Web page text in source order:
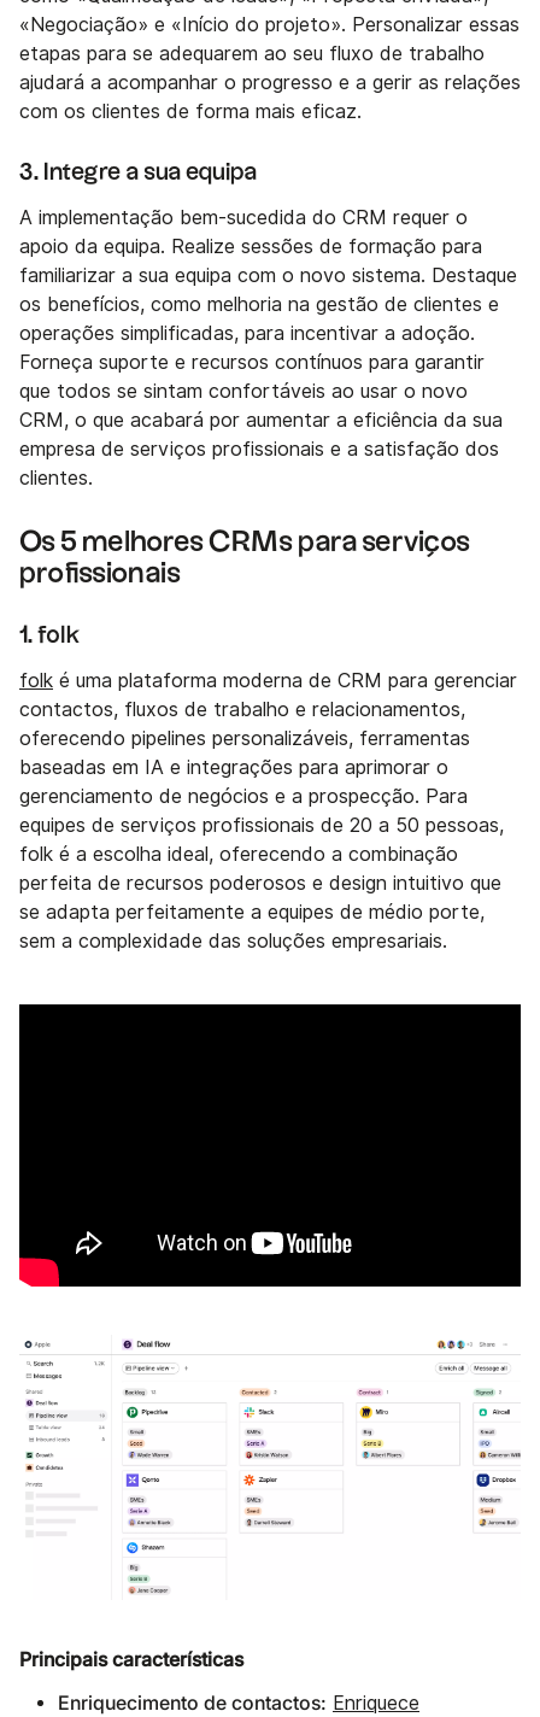
«Negociação» e «Início do projeto». Personalizar essas
etapas para se adequarem ao seu fluxo de trabalho
ajudará a acompanhar o progresso e a gerir as relações
com os clientes de forma mais eficaz.
3. Integre a sua equipa
A implementação bem-sucedida do CRM requer o
apoio da equipa. Realize sessões de formação para
familiarizar a sua equipa com o novo sistema. Destaque
os benefícios, como melhoria na gestão de clientes e
operações simplificadas, para incentivar a adoção.
Forneça suporte e recursos contínuos para garantir
que todos se sintam confortáveis ao usar o novo
CRM, o que acabará por aumentar a eficiência da sua
empresa de serviços profissionais e a satisfação dos
clientes.
Os 5 melhores CRMs para serviços
profissionais
1. folk
folk é uma plataforma moderna de CRM para gerenciar
contactos, fluxos de trabalho e relacionamentos,
oferecendo pipelines personalizáveis, ferramentas
baseadas em IA e integrações para aprimorar o
gerenciamento de negócios e a prospecção. Para
equipes de serviços profissionais de 20 a 50 pessoas,
folk é a escolha ideal, oferecendo a combinação
perfeita de recursos poderosos e design intuitivo que
se adapta perfeitamente a equipes de médio porte,
sem a complexidade das soluções empresariais.
Principais características
Enriquecimento de contactos: Enriquece